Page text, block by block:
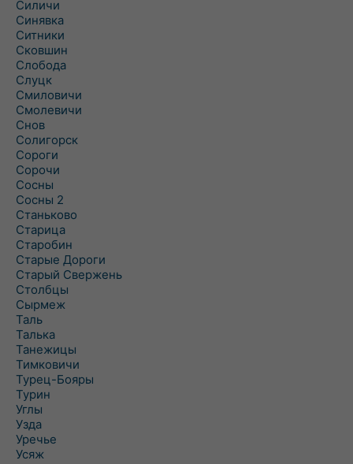
Силичи
Синявка
Ситники
Сковшин
Слобода
Слуцк
Смиловичи
Смолевичи
Снов
Солигорск
Сороги
Сорочи
Сосны
Сосны 2
Станьково
Старица
Старобин
Старые Дороги
Старый Свержень
Столбцы
Сырмеж
Таль
Талька
Танежицы
Тимковичи
Турец-Бояры
Турин
Углы
Узда
Уречье
Усяж